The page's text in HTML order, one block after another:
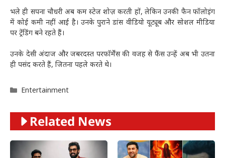
भले ही सपना चौधरी अब कम स्टेज शोज़ करती हों, लेकिन उनकी फैन फॉलोइंग
में कोई कमी नहीं आई है। उनके पुराने डांस वीडियो यूट्यूब और सोशल मीडिया
पर ट्रेंडिंग बने रहते हैं।
उनके देसी अंदाज और जबरदस्त परफॉर्मेंस की वजह से फैंस उन्हें अब भी उतना
ही पसंद करते हैं, जितना पहले करते थे।
Categories
Entertainment
Related News